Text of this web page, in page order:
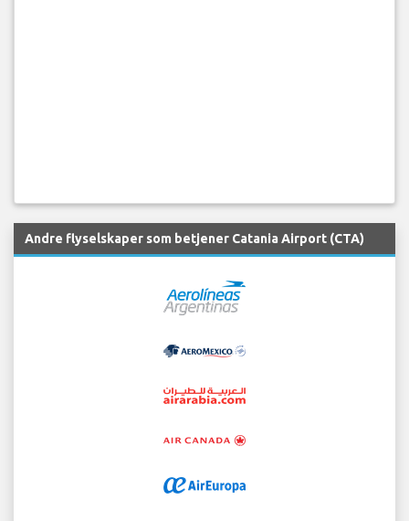
Andre flyselskaper som betjener Catania Airport (CTA)